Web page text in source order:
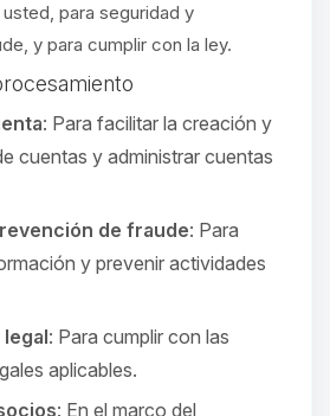
para seguridad y
y para cumplir con la ley.
: Para facilitar la creación y
cuentas y administrar cuentas
de fraude: Para
y prevenir actividades
: Para cumplir con las
aplicables.
: En el marco del